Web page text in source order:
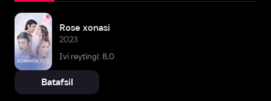
Rose xonasi
2023
Ivi reytingi: 8,0
Batafsil